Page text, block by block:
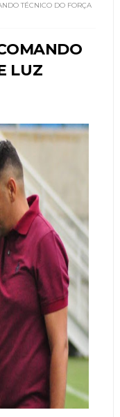
TÉCNICO DO FORÇA
LUZ